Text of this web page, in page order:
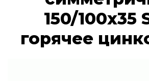
150/100х35
горячее